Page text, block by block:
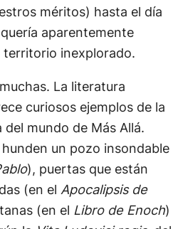
méritos) hasta el día
aparentemente
territorio inexplorado.
La literatura
curiosos ejemplos de la
mundo de Más Allá.
un pozo insondable
), puertas que están
(en el Apocalipsis de
(en el Libro de Enoch)